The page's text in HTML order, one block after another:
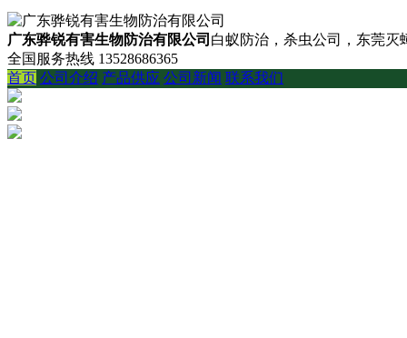
广东骅锐有害生物防治有限公司 白蚁防治，杀虫公司，东莞灭
全国服务热线 13528686365
首页 公司介绍 产品供应 公司新闻 联系我们